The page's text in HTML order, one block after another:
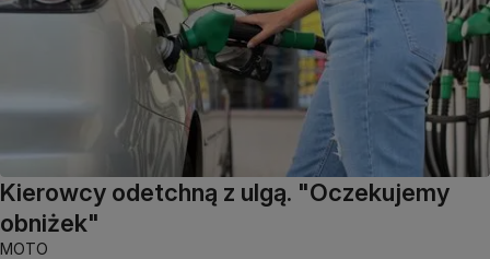
Kierowcy odetchną z ulgą. "Oczekujemy
obniżek"
MOTO